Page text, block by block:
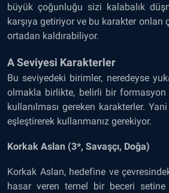
büyük çoğunluğu sizi kalabalık
karşıya getiriyor ve bu karakter onları
ortadan kaldırabiliyor.
A Seviyesi Karakterler
Bu seviyedeki birimler, neredeyse
olmakla birlikte, belirli bir formasyon
kullanılması gereken karakterler.
eşleştirerek kullanmanız gerekiyor.
Korkak Aslan (3*, Savaşçı, Doğa)
Korkak Aslan, hedefine ve
hasar veren temel bir beceri setine